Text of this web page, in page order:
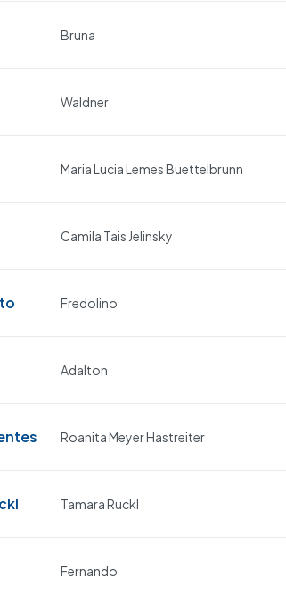
Bruna
Waldner
Maria Lucia Lemes Buettelbrunn
Camila Tais Jelinsky
Fredolino
Adalton
Roanita Meyer Hastreiter
Tamara Ruckl
Fernando